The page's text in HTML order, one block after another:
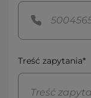
Treść zapytania*